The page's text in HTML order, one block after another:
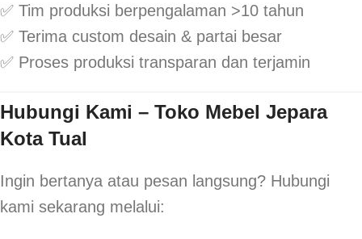
✅ Tim produksi berpengalaman >10 tahun
✅ Terima custom desain & partai besar
✅ Proses produksi transparan dan terjamin
Hubungi Kami – Toko Mebel Jepara
Kota Tual
Ingin bertanya atau pesan langsung? Hubungi
kami sekarang melalui: